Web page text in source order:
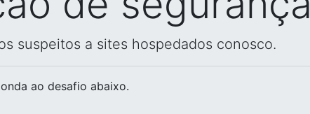
suspeitos a sites hospedados conosco.
ao desafio abaixo.